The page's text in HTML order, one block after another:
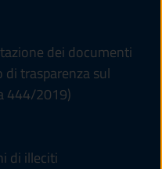
dei documenti
di trasparenza sul
444/2019)
di illeciti